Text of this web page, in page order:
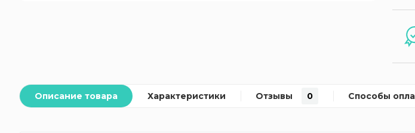
Описание товара Характеристики Отзывы 0 Способы